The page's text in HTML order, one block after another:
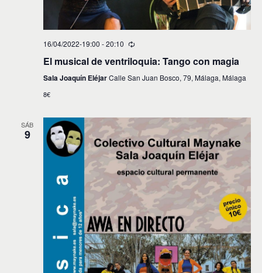
16/04/2022-19:00 -20:10
El musical de ventriloquia: Tango con magia
Sala Joaquín EléjarCalle San Juan Bosco, 79, Málaga, Málaga
8€
SÁB
9